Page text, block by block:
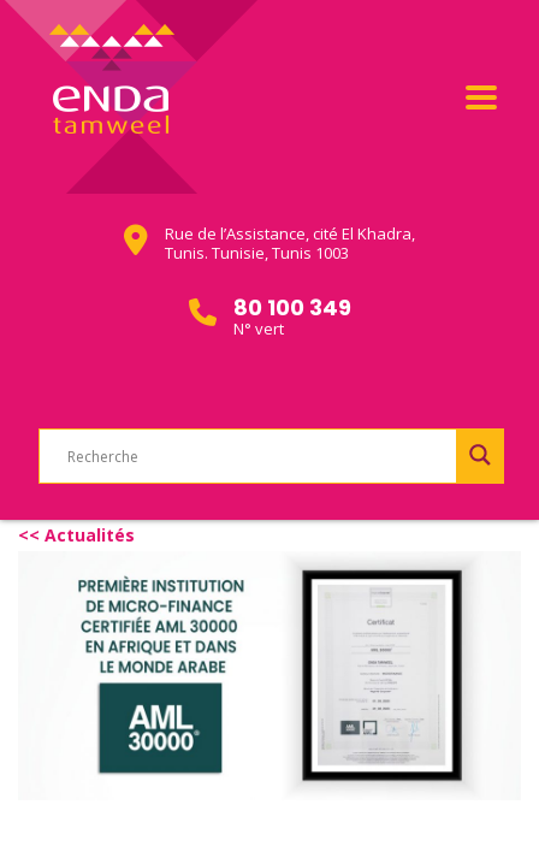
Rue de l’Assistance, cité El Khadra,
Tunis. Tunisie, Tunis 1003
80 100 349
N° vert
<< Actualités